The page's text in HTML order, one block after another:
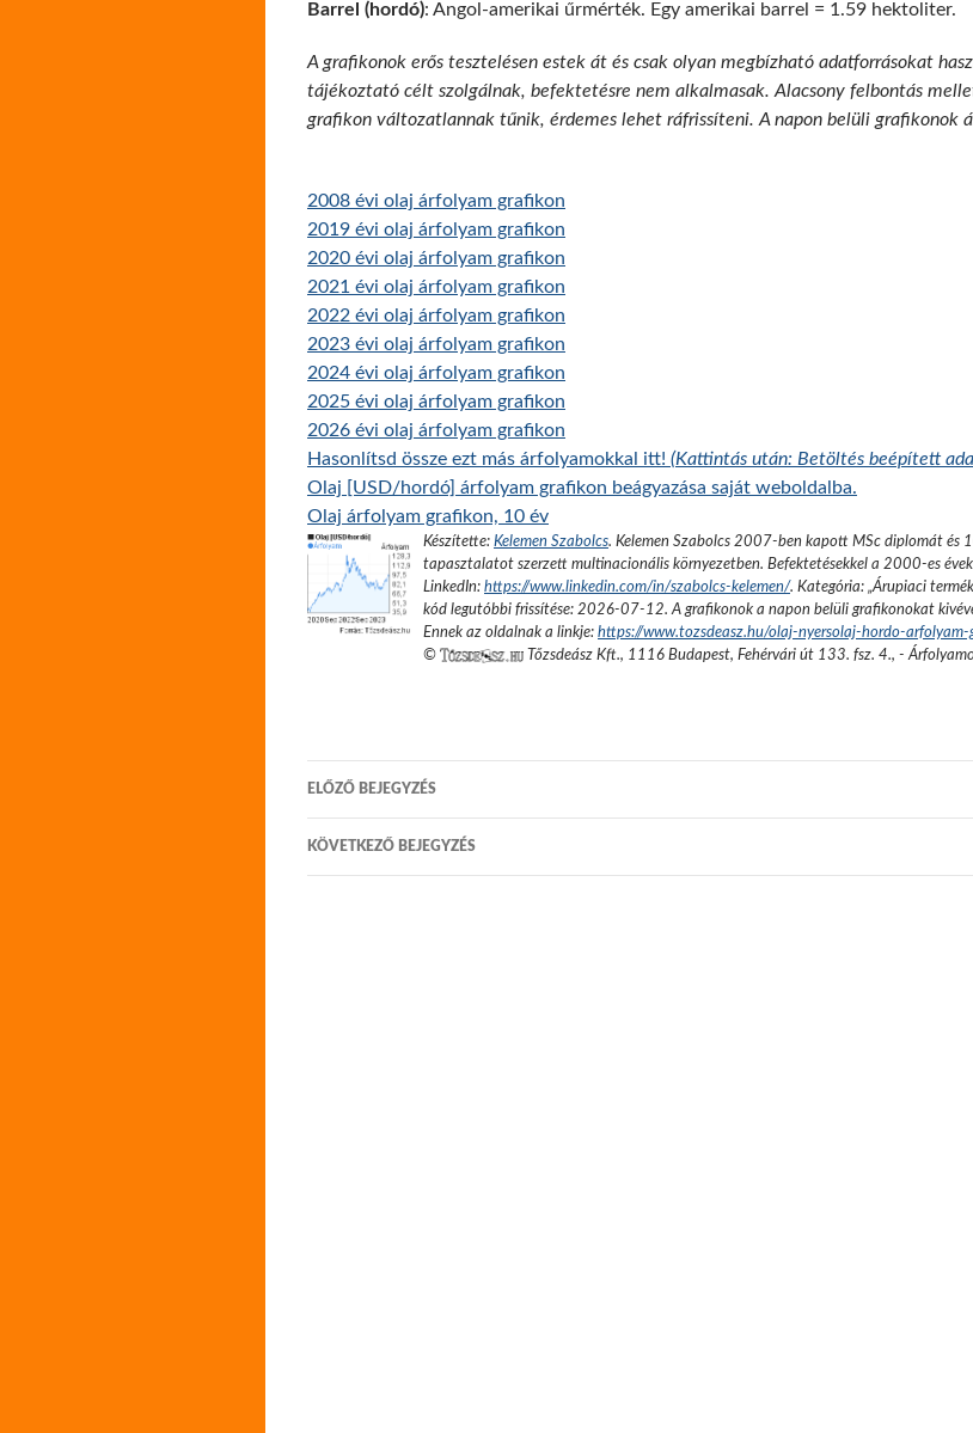
Barrel (hordó): Angol-amerikai űrmérték. Egy amerikai barrel = 1.59 hektoliter.
A grafikonok erős tesztelésen estek át és csak olyan megbízható adatforrásokat
tájékoztató célt szolgálnak, befektetésre nem alkalmasak. Alacsony felbontás
grafikon változatlannak tűnik, érdemes lehet ráfrissíteni. A napon belüli grafikonok
2008 évi olaj árfolyam grafikon
2019 évi olaj árfolyam grafikon
2020 évi olaj árfolyam grafikon
2021 évi olaj árfolyam grafikon
2022 évi olaj árfolyam grafikon
2023 évi olaj árfolyam grafikon
2024 évi olaj árfolyam grafikon
2025 évi olaj árfolyam grafikon
2026 évi olaj árfolyam grafikon
Hasonlítsd össze ezt más árfolyamokkal itt! (Kattintás után: Betöltés beépített
Olaj [USD/hordó] árfolyam grafikon beágyazása saját weboldalba.
Olaj árfolyam grafikon, 10 év
Készítette: Kelemen Szabolcs. Kelemen Szabolcs 2007-ben kapott MSc diplomát és
tapasztalatot szerzett multinacionális környezetben. Befektetésekkel a 2000-es
LinkedIn: https://www.linkedin.com/in/szabolcs-kelemen/. Kategória: „Árupiaci
kód legutóbbi frissítése: 2026-07-12. A grafikonok a napon belüli grafikonokat
Ennek az oldalnak a linkje: https://www.tozsdeasz.hu/olaj-nyersolaj-hordo-
©
Tőzsdeász Kft., 1116 Budapest, Fehérvári út 133. fsz. 4., -
Bejegyzés
navigáció
ELŐZŐ BEJEGYZÉS
KÖVETKEZŐ BEJEGYZÉS